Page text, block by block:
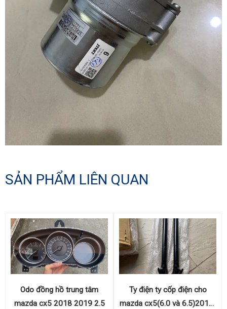
SẢN PHẨM LIÊN QUAN
Odo đồng hồ trung tâm
mazda cx5 2018 2019 2.5
Ty điện ty cốp điện cho
mazda cx5(6.0 và 6.5)2018-